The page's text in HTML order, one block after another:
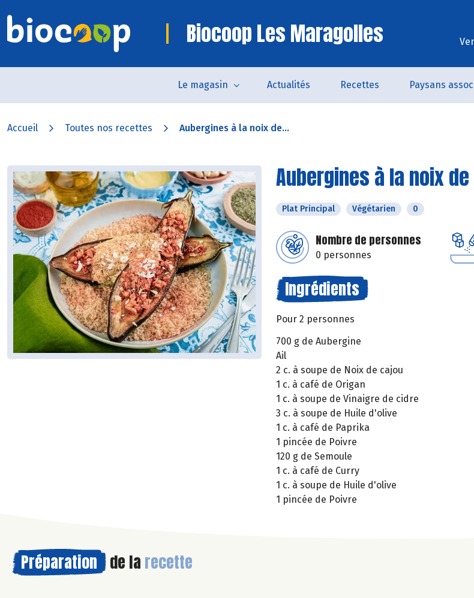
Biocoop Les Maragolles
Le magasin Actualités Recettes Paysans
Accueil Toutes nos recettes Aubergines à la noix de...
Aubergines à la noix
Plat Principal Végétarien 0
Nombre de personnes
0 personnes
Ingrédients
Pour 2 personnes
700 g de Aubergine
Ail
2 c. à soupe de Noix de cajou
1 c. à café de Origan
1 c. à soupe de Vinaigre de cidre
3 c. à soupe de Huile d'olive
1 c. à café de Paprika
1 pincée de Poivre
120 g de Semoule
1 c. à café de Curry
1 c. à soupe de Huile d'olive
1 pincée de Poivre
Préparation de la recette